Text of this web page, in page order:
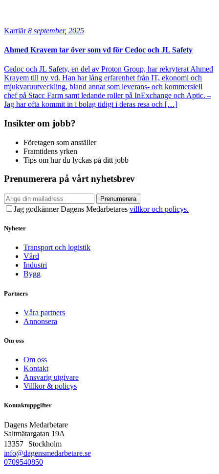
Karriär 8 september, 2025
Ahmed Krayem tar över som vd för Cedoc och JL Safety
Cedoc och JL Safety, en del av Proton Group, har rekryterat Ahmed
Krayem till ny vd. Han har lång erfarenhet från IT, ekonomi och
mjukvaruutveckling, bland annat som leverans- och kommersiell
chef på Stacc Farm samt ledande roller på InExchange och Aptic. –
Jag har ofta kommit in i bolag tidigt i deras resa och […]
Insikter om jobb?
Företagen som anställer
Framtidens yrken
Tips om hur du lyckas på ditt jobb
Prenumerera på vårt nyhetsbrev
Prenumerera
Jag godkänner Dagens Medarbetares villkor och policys.
Nyheter
Transport och logistik
Vård
Industri
Bygg
Partners
Våra partners
Annonsera
Om oss
Om oss
Kontakt
Ansvarig utgivare
Villkor & policys
Kontaktuppgifter
Dagens Medarbetare
Saltmätargatan 19A
13357 Stockholm
info@dagensmedarbetare.se
0709540850